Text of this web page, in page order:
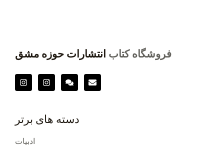
فروشگاه کتاب انتشارات حوزه مشق
دسته های برتر
ادبیات